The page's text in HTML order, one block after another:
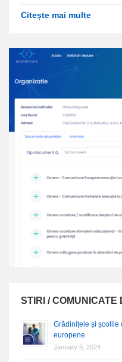
Citește mai multe
STIRI / COMUNICATE
Grădinițele și școlile
europene
January 9, 2024